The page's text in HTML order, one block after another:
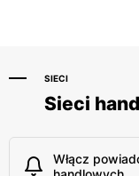
SIECI
Sieci
Włącz